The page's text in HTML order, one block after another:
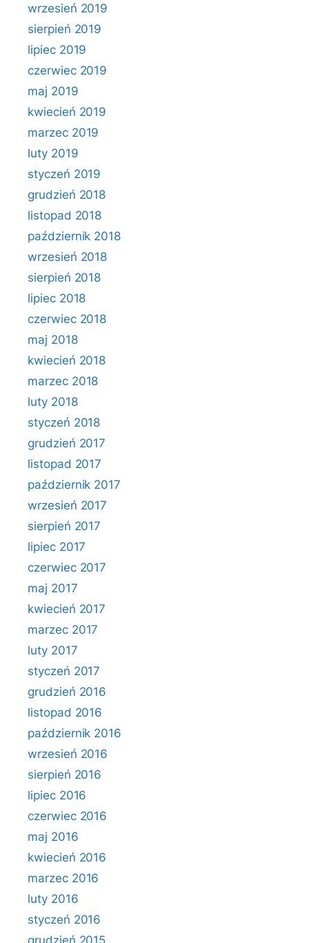
wrzesień 2019
sierpień 2019
lipiec 2019
czerwiec 2019
maj 2019
kwiecień 2019
marzec 2019
luty 2019
styczeń 2019
grudzień 2018
listopad 2018
październik 2018
wrzesień 2018
sierpień 2018
lipiec 2018
czerwiec 2018
maj 2018
kwiecień 2018
marzec 2018
luty 2018
styczeń 2018
grudzień 2017
listopad 2017
październik 2017
wrzesień 2017
sierpień 2017
lipiec 2017
czerwiec 2017
maj 2017
kwiecień 2017
marzec 2017
luty 2017
styczeń 2017
grudzień 2016
listopad 2016
październik 2016
wrzesień 2016
sierpień 2016
lipiec 2016
czerwiec 2016
maj 2016
kwiecień 2016
marzec 2016
luty 2016
styczeń 2016
grudzień 2015